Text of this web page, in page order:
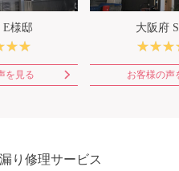
E様邸
を見る
大阪府
お客様の声
り修理サービス